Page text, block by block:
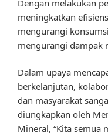
Dengan melakukan
meningkatkan
mengurangi
mengurangi dampak
Dalam upaya
berkelanjutan,
dan masyarakat
diungkapkan oleh
Mineral, “Kita semua